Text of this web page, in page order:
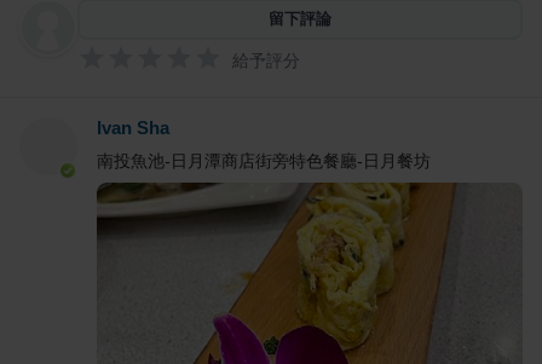
留下評論
給予評分
Ivan Sha
南投魚池-日月潭商店街旁特色餐廳-日月餐坊